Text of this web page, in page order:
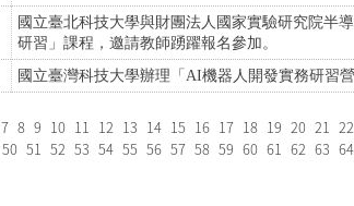
國立臺北科技大學與財團法人國家實驗研究院半
研習」課程，邀請教師踴躍報名參加。
國立臺灣科技大學辦理「AI機器人開發實務研習
7 8 9 10 11 12 13 14 15 16 17 18 19 20 21 22
50 51 52 53 54 55 56 57 58 59 60 61 62 63 64